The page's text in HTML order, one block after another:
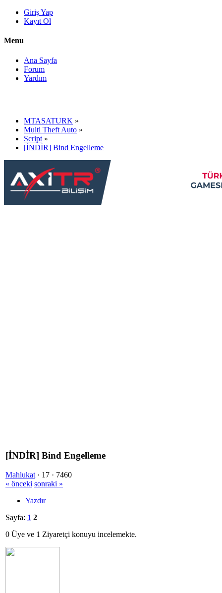
Giriş Yap
Kayıt Ol
Menu
Ana Sayfa
Forum
Yardım
MTASATURK »
Multi Theft Auto »
Script »
[İNDİR] Bind Engelleme
[İNDİR] Bind Engelleme
Mahlukat · 17 · 7460
« önceki sonraki »
Yazdır
Sayfa: 1 2
0 Üye ve 1 Ziyaretçi konuyu incelemekte.